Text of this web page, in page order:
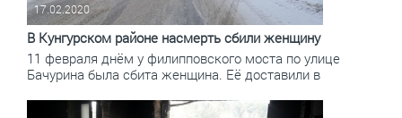
17.02.2020
В Кунгурском районе насмерть сбили женщину
11 февраля днём у филипповского моста по улице
Бачурина была сбита женщина. Её доставили в